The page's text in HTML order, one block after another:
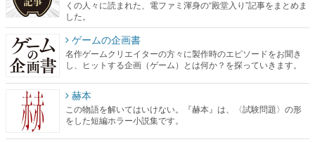
くの人々に読まれた、電ファミ渾身の“殿堂入り”記事をまとめま
した。
ゲームの企画書
名作ゲームクリエイターの方々に製作時のエピソードをお聞き
し、ヒットする企画（ゲーム）とは何か？を探っていきます。
赫本
この物語を解いてはいけない。『赫本』は、〈試験問題〉の形
をした短編ホラー小説集です。